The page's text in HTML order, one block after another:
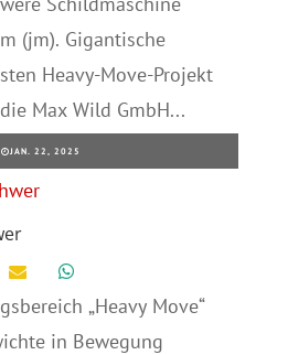
(jm). Gigantische
Heavy-Move-Projekt
Max Wild GmbH...
JAN. 22, 2025
„Heavy Move“
in Bewegung